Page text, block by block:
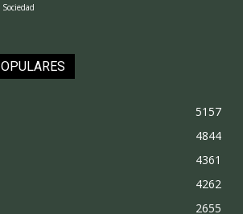
Sociedad
5157
4844
4361
4262
2655